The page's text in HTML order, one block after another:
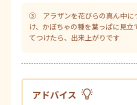
③ アラザンを花びらの真ん中に
け、かぼちゃの種を葉っぱに見立
てつけたら、出来上がりです
アドバイス